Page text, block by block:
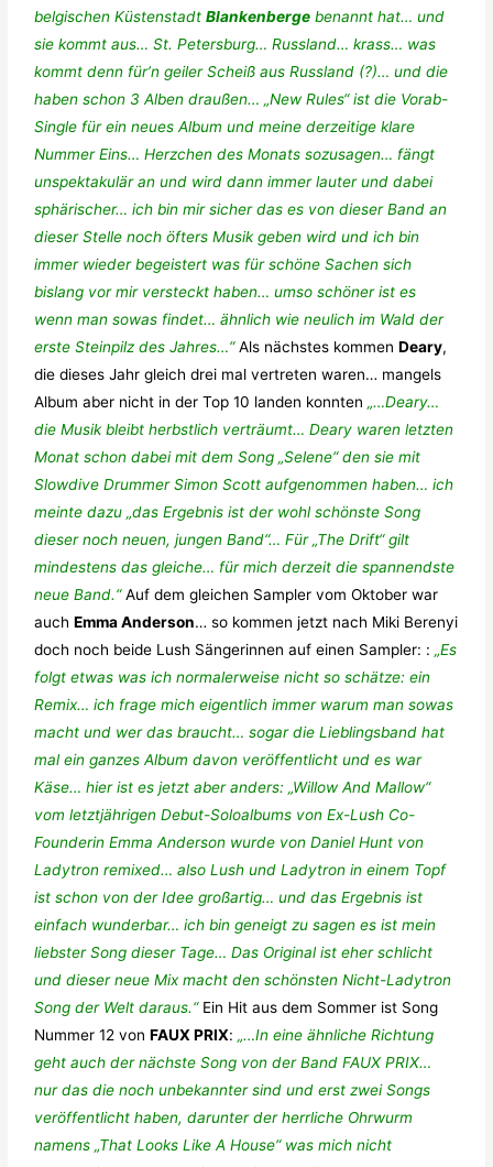
belgischen KüstenstadtBlankenberge benannt hat… und
sie kommt aus… St. Petersburg… Russland… krass… was
kommt denn für’n geiler Scheiß aus Russland (?)… und die
haben schon 3 Alben draußen… „New Rules“ ist die Vorab-
Single für ein neues Album und meine derzeitige klare
Nummer Eins… Herzchen des Monats sozusagen… fängt
unspektakulär an und wird dann immer lauter und dabei
sphärischer… ich bin mir sicher das es von dieser Band an
dieser Stelle noch öfters Musik geben wird und ich bin
immer wieder begeistert was für schöne Sachen sich
bislang vor mir versteckt haben… umso schöner ist es
wenn man sowas findet… ähnlich wie neulich im Wald der
erste Steinpilz des Jahres…“Als nächstes kommenDeary,
die dieses Jahr gleich drei mal vertreten waren… mangels
Album aber nicht in der Top 10 landen konnten„…Deary…
die Musik bleibt herbstlich verträumt… Deary waren letzten
Monat schon dabei mit dem Song „Selene“ den sie mit
Slowdive Drummer Simon Scott aufgenommen haben… ich
meinte dazu „das Ergebnis ist der wohl schönste Song
dieser noch neuen, jungen Band“… Für „The Drift“ gilt
mindestens das gleiche… für mich derzeit die spannendste
neue Band.“Auf dem gleichen Sampler vom Oktober war
auchEmma Anderson… so kommen jetzt nach Miki Berenyi
doch noch beide Lush Sängerinnen auf einen Sampler: :„Es
folgt etwas was ich normalerweise nicht so schätze: ein
Remix… ich frage mich eigentlich immer warum man sowas
macht und wer das braucht… sogar die Lieblingsband hat
mal ein ganzes Album davon veröffentlicht und es war
Käse… hier ist es jetzt aber anders: „Willow And Mallow“
vom letztjährigen Debut-Soloalbums von Ex-Lush Co-
Founderin Emma Anderson wurde von Daniel Hunt von
Ladytron remixed… also Lush und Ladytron in einem Topf
ist schon von der Idee großartig… und das Ergebnis ist
einfach wunderbar… ich bin geneigt zu sagen es ist mein
liebster Song dieser Tage… Das Original ist eher schlicht
und dieser neue Mix macht den schönsten Nicht-Ladytron
Song der Welt daraus.“Ein Hit aus dem Sommer ist Song
Nummer 12 vonFAUX PRIX:„…In eine ähnliche Richtung
geht auch der nächste Song von der Band FAUX PRIX…
nur das die noch unbekannter sind und erst zwei Songs
veröffentlicht haben, darunter der herrliche Ohrwurm
namens „That Looks Like A House“ was mich nicht